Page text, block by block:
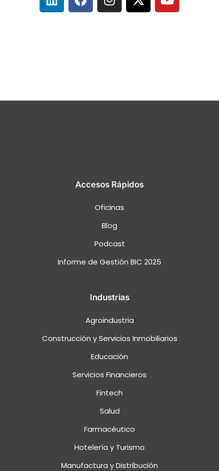
Accesos Rápidos
Oficinas
Blog
Podcast
Informe de Gestión BIC 2025
Industrias
Agroindustria
Construcción y Servicios Inmobiliarios
Educación
Servicios Financieros
Fintech
Salud
Farmacéutico
Hotelería y Turismo
Manufactura y Distribución